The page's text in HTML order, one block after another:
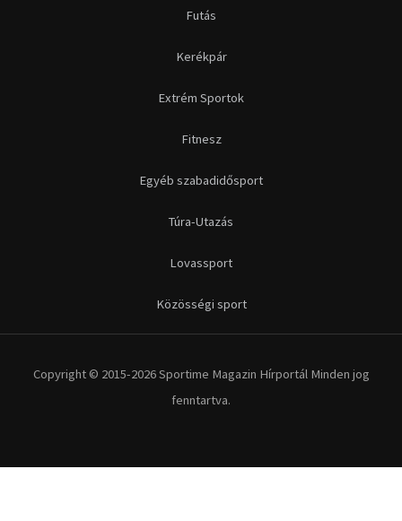
Futás
Kerékpár
Extrém Sportok
Fitnesz
Egyéb szabadidősport
Túra-Utazás
Lovassport
Közösségi sport
Copyright © 2015-2026 Sportime Magazin Hírportál Minden jog
fenntartva.